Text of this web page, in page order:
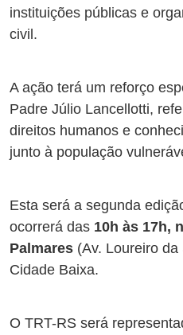
instituições públicas e
civil.
A ação terá um reforço
Padre Júlio Lancellotti,
direitos humanos e
junto à população
Esta será a segunda
ocorrerá das 10h às 17h,
Palmares (Av. Loureiro
Cidade Baixa.
O TRT-RS será